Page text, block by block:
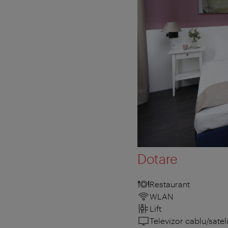
Dotare
Restaurant
WLAN
Lift
Televizor cablu/